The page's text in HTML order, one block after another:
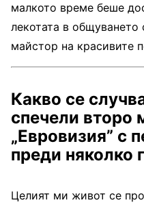
малкото време беше
лекотата в
майстор на красивите
Какво се
спечели второ
„Евровизия” с
преди няколко
Целият ми живот се